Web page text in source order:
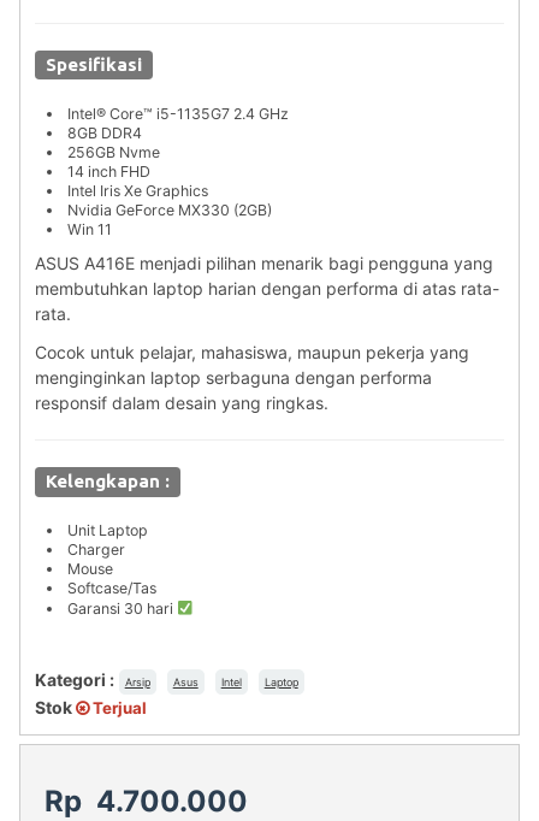
Spesifikasi
Intel® Core™ i5-1135G7 2.4 GHz
8GB DDR4
256GB Nvme
14 inch FHD
Intel Iris Xe Graphics
Nvidia GeForce MX330 (2GB)
Win 11
ASUS A416E menjadi pilihan menarik bagi pengguna yang
membutuhkan laptop harian dengan performa di atas rata-
rata.
Cocok untuk pelajar, mahasiswa, maupun pekerja yang
menginginkan laptop serbaguna dengan performa
responsif dalam desain yang ringkas.
Kelengkapan :
Unit Laptop
Charger
Mouse
Softcase/Tas
Garansi 30 hari
Kategori : Arsip Asus Intel Laptop
Stok Terjual
Rp 4.700.000